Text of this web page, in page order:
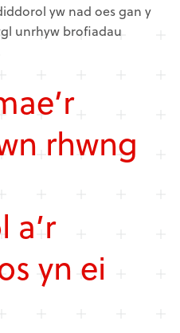
yw nad oes gan y
unrhyw brofiadau
rhwng
yn ei